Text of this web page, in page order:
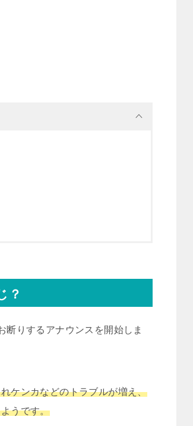
？
りするアナウンスを開始しま
ケンカなどのトラブルが増え、
うです。